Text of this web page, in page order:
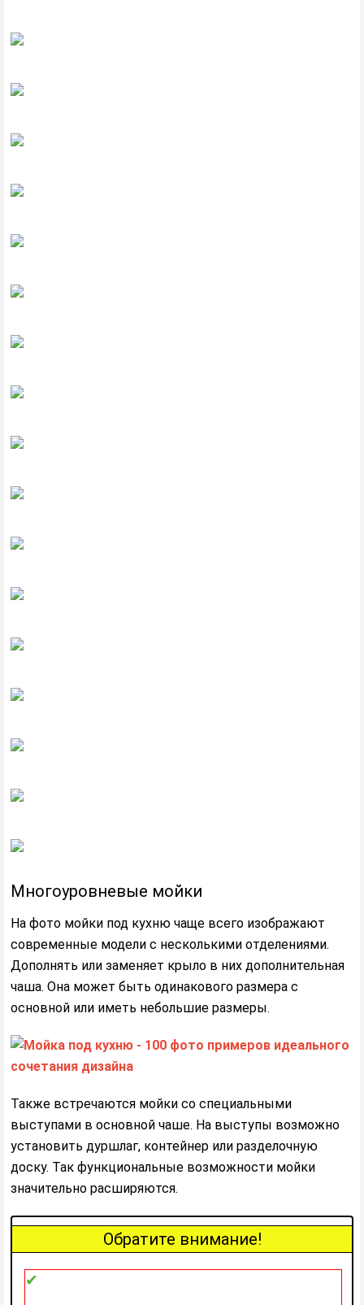
Многоуровневые мойки
На фото мойки под кухню чаще всего изображают
современные модели с несколькими отделениями.
Дополнять или заменяет крыло в них дополнительная
чаша. Она может быть одинакового размера с
основной или иметь небольшие размеры.
Также встречаются мойки со специальными
выступами в основной чаше. На выступы возможно
установить дуршлаг, контейнер или разделочную
доску. Так функциональные возможности мойки
значительно расширяются.
Обратите внимание!